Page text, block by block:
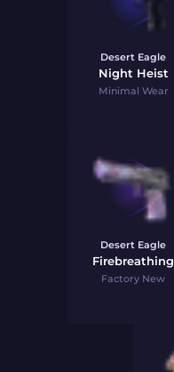
Desert Eagle
Night Heist
Minimal Wear
Desert Eagle
Firebreathing
Factory New